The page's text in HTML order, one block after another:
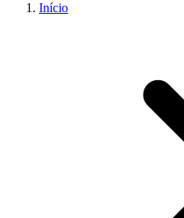
Início